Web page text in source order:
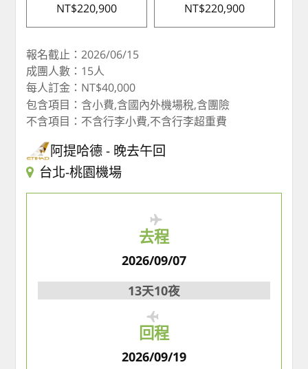
NT$220,900 NT$220,900
報名截止：2026/06/15
成團人數：15人
每人訂金：NT$40,000
包含項目：含小費,含國內外機場稅,含團險
不含項目：不含行李小費,不含行李超重費
阿提哈德
晚去午回
台北-桃園機場
去程
2026/09/07
13天10夜
回程
2026/09/19